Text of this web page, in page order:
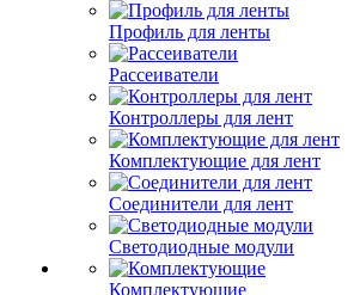
Профиль для ленты
Рассеиватели
Контроллеры для лент
Комплектующие для лент
Соединители для лент
Светодиодные модули
Комплектующие